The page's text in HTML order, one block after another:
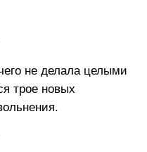
не делала целыми
трое новых